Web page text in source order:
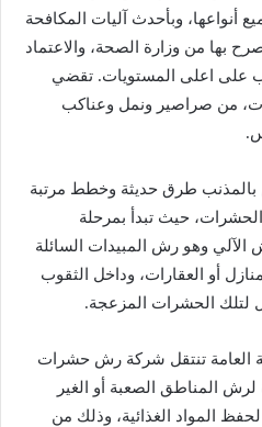
وبأحدث آليات المكافحة
بها من وزارة الصحة، والاعتماد
اعلى المستويات. تقضي
من صراصير ونمل وعناكب
بالمذنب طرق حديثة وخطط مرتبة
حيث تبدأ بمرحلة
الآلي وهو رش المبيدات السائلة
أو العقارات، وداخل الثقوب
لتلك الحشرات المزعجة.
العامة تنتقل شركة رش حشرات
المناطق الصعبة أو الغير
المواد الغذائية، وذلك من